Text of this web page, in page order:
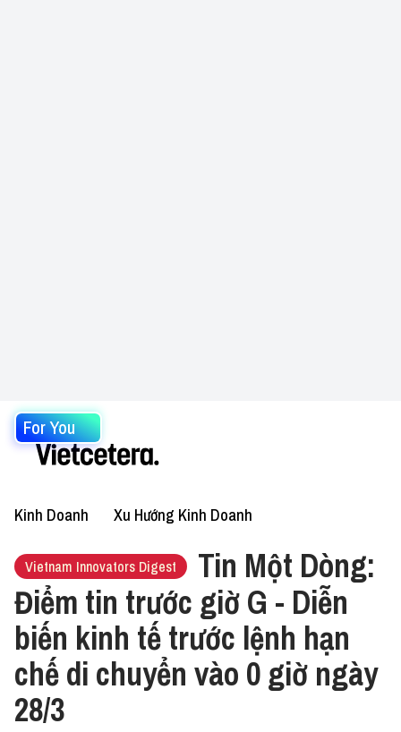
For You
Kinh Doanh Xu Hướng Kinh Doanh
Vietnam Innovators Digest
Tin Một Dòng:
Điểm tin trước giờ G - Diễn
biến kinh tế trước lệnh hạn
chế di chuyển vào 0 giờ ngày
28/3